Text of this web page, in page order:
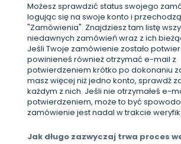
Możesz sprawdzić status swojego
logując się na swoje konto i
"Zamówienia". Znajdziesz tam listę
niedawnych zamówień wraz z ich
Jeśli Twoje zamówienie zostało
powinieneś również otrzymać e-mail z
potwierdzeniem krótko po dokonaniu
masz więcej niż jedno konto, sprawdź
każdym z nich. Jeśli nie otrzymałeś e-
potwierdzeniem, może to być
zamówienie jest nadal w trakcie
Jak długo zazwyczaj trwa proces